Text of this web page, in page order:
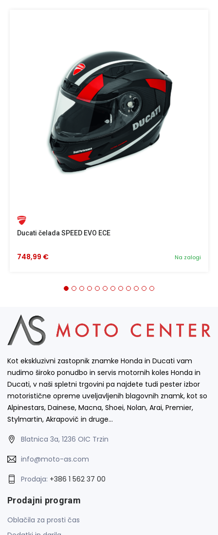
Ducati čelada SPEED EVO ECE
Na zalogi
748,99 €
Kot ekskluzivni zastopnik znamke Honda in Ducati vam
nudimo široko ponudbo in servis motornih koles Honda in
Ducati, v naši spletni trgovini pa najdete tudi pester izbor
motoristične opreme uveljavljenih blagovnih znamk, kot so
Alpinestars, Dainese, Macna, Shoei, Nolan, Arai, Premier,
Stylmartin, Akrapovič in druge…
Blatnica 3a, 1236 OIC Trzin
info@moto-as.com
Prodaja: +386 1 562 37 00
Prodajni program
Oblačila za prosti čas